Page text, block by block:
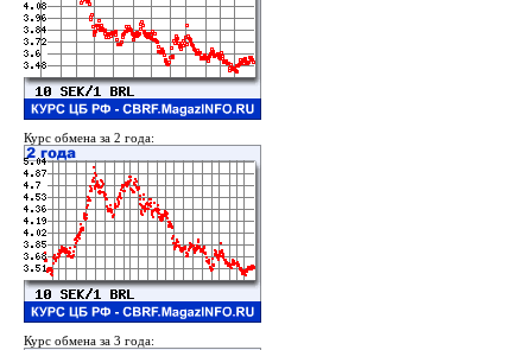
Курс обмена за 2 года:
Курс обмена за 3 года: